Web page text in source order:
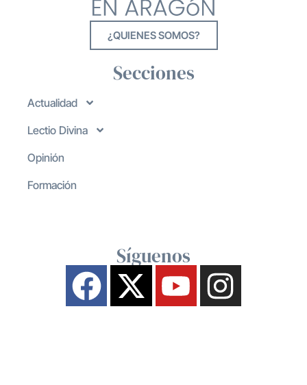
¿QUIENES SOMOS?
Secciones
Actualidad
Lectio Divina
Opinión
Formación
Síguenos